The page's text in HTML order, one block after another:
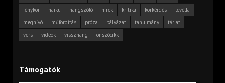
fénykör
haiku hangszóló hírek kritika körkérdés
levélfa
meghívó
műfordítás próza pályázat tanulmány
tárlat
vers
videók visszhang önszócikk
Támogatók